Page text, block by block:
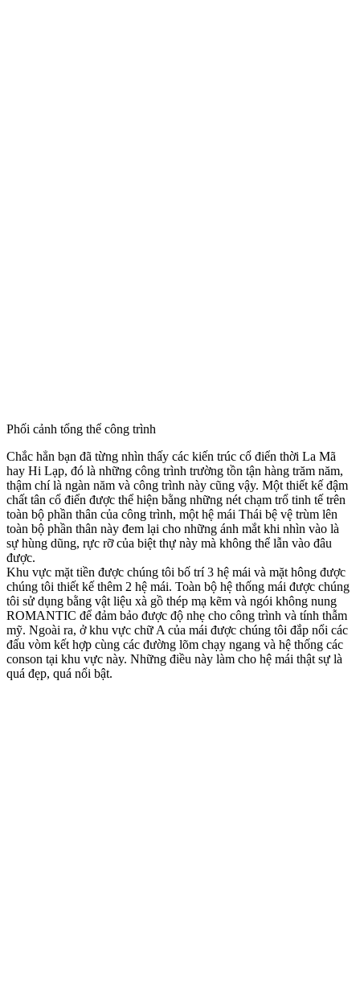
Phối cảnh tổng thể công trình
Chắc hẳn bạn đã từng nhìn thấy các kiến trúc cổ điển thời La Mã
hay Hi Lạp, đó là những công trình trường tồn tận hàng trăm năm,
thậm chí là ngàn năm và công trình này cũng vậy. Một thiết kế đậm
chất tân cổ điển được thể hiện bằng những nét chạm trổ tinh tế trên
toàn bộ phần thân của công trình, một hệ mái Thái bệ vệ trùm lên
toàn bộ phần thân này đem lại cho những ánh mắt khi nhìn vào là
sự hùng dũng, rực rỡ của biệt thự này mà không thể lẫn vào đâu
được.
Khu vực mặt tiền được chúng tôi bố trí 3 hệ mái và mặt hông được
chúng tôi thiết kế thêm 2 hệ mái. Toàn bộ hệ thống mái được chúng
tôi sử dụng bằng vật liệu xà gồ thép mạ kẽm và ngói không nung
ROMANTIC để đảm bảo được độ nhẹ cho công trình và tính thẫm
mỹ. Ngoài ra, ở khu vực chữ A của mái được chúng tôi đắp nổi các
đấu vòm kết hợp cùng các đường lõm chạy ngang và hệ thống các
conson tại khu vực này. Những điều này làm cho hệ mái thật sự là
quá đẹp, quá nổi bật.